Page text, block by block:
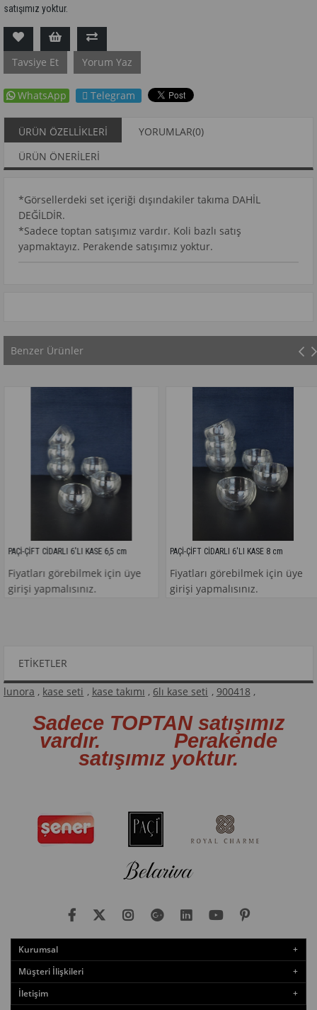
satışımız yoktur.
Tavsiye Et Yorum Yaz
WhatsApp Telegram
ÜRÜN ÖZELLIKLERI YORUMLAR(0)
ÜRÜN ÖNERILERI
*Görsellerdeki set içeriği dışındakiler takıma DAHİL
DEĞİLDİR.
*Sadece toptan satışımız vardır. Koli bazlı satış
yapmaktayız. Perakende satışımız yoktur.
Benzer Ürünler
CİDARLI 6'LI KASE 6,5 cm
görebilmek için üye
PAÇİ-ÇİFT CİDARLI 6'LI KASE 8 cm
Fiyatları görebilmek için üye
girişi yapmalısınız.
ETIKETLER
lunora , kase seti , kase takımı , 6lı kase seti , 900418 ,
Sadece TOPTAN satışımız
vardır. Perakende
satışımız yoktur.
Kurumsal
Müşteri İlişkileri
İletişim